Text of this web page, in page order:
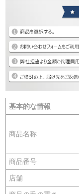
基本的な情報
商品名称
商品番号
店舗